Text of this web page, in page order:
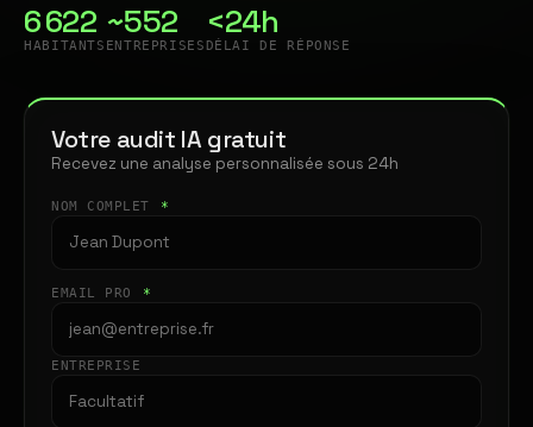
6 622
HABITANTS
~552
ENTREPRISES
<24h
DÉLAI DE RÉPONSE
Votre audit IA gratuit
Recevez une analyse personnalisée sous 24h
NOM COMPLET *
EMAIL PRO *
ENTREPRISE